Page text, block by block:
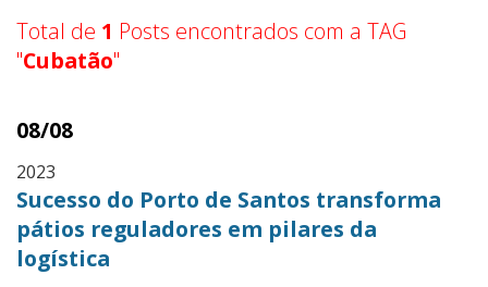
Total de 1 Posts encontrados com a TAG
"Cubatão"
08/08
2023
Sucesso do Porto de Santos transforma
pátios reguladores em pilares da
logística